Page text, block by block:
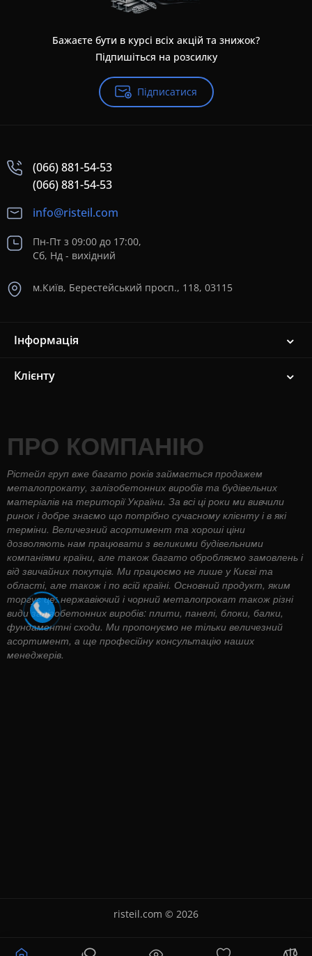
Бажаєте бути в курсі всіх акцій та знижок?
Підпишіться на розсилку
Підписатися
(066) 881-54-53
(066) 881-54-53
info@risteil.com
Пн-Пт з 09:00 до 17:00,
Сб, Нд - вихідний
м.Київ, Берестейський просп., 118, 03115
Інформація
Клієнту
ПРО КОМПАНІЮ
Рістейл груп вже багато років займається продажем
металопрокату, залізобетонних виробів та будівельних
матеріалів на території України. За всі ці роки ми вивчили
ринок і добре знаємо що потрібно сучасному клієнту і в які
терміни. Величезний асортимент та хороші ціни
дозволяють нам працювати з великими будівельними
компаніями країни, але також багато обробляємо замовлень і
від звичайних покупців. Ми працюємо не лише у Києві та
області, але також і по всій країні. Основний продукт, яким
торгує це: нержавіючий і чорний металопрокат також різні
види залізобетонних виробів: плити, панелі, блоки, балки,
фундаментні сходи. Ми пропонуємо не тільки величезний
асортимент, а ще професійну консультацію наших
менеджерів.
risteil.com © 2026